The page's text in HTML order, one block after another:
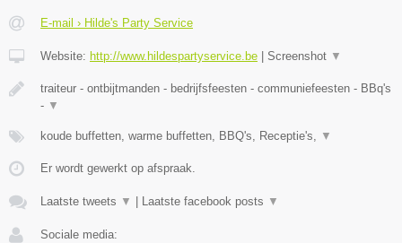
E-mail › Hilde's Party Service
Website: http://www.hildespartyservice.be Screenshot ▼
traiteur - ontbijtmanden - bedrijfsfeesten - communiefeesten - BBq's
- ▼
koude buffetten, warme buffetten, BBQ's, Receptie's, ▼
Er wordt gewerkt op afspraak.
Laatste tweets ▼ Laatste facebook posts ▼
Sociale media: